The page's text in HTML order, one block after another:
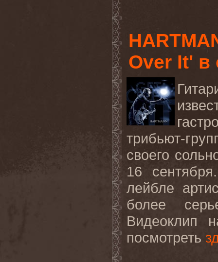
Over It' в
трибьют-
своего
16
лейбле
более
Видеоклип
посмотреть